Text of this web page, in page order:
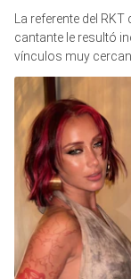
La referente del
cantante le resultó
vínculos muy